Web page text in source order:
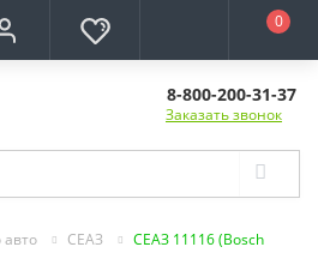
0
8-800-200-31-37
Заказать звонок
СЕАЗ
СЕАЗ 11116 (Bosch